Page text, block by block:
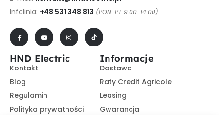
Infolinia: +48 531 348 813 (PON-PT 9:00-14:00)
HND Electric
Kontakt
Blog
Regulamin
Polityka prywatności
Informacje
Dostawa
Raty Credit Agricole
Leasing
Gwarancja